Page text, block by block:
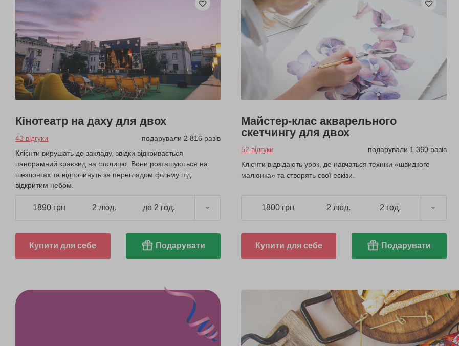
Кінотеатр на даху для двох
43 відгуки
подарували 2 816 разів
Клієнти вирушать до закладу, звідки відкривається
панорамний краєвид на столицю. Вони розташуються на
шезлонгах та відпочинуть за переглядом фільму під
відкритим небом.
1890 грн 2 люд. до 2 год.
Купити для себе Подарувати
Майстер-клас акварельного
скетчингу для двох
52 відгуки
подарували 1 360 разів
Клієнти відвідають урок, де навчаться техніки «швидкого
малюнка» та створять свої ескізи.
1800 грн 2 люд. 2 год.
Купити для себе Подарувати